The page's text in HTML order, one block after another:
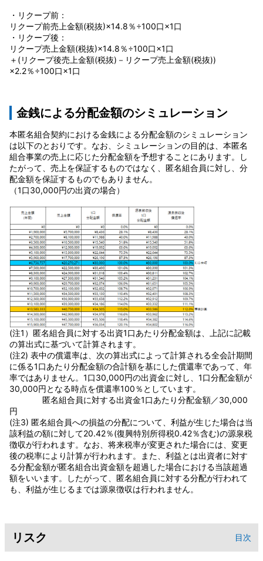
・リクープ前：
リクープ前売上金額(税抜)×14.8％÷100口×1口
・リクープ後：
リクープ売上金額(税抜)×14.8％÷100口×1口
＋(リクープ後売上金額(税抜)－リクープ売上金額(税抜))
×2.2％÷100口×1口
金銭による分配金額のシミュレーション
本匿名組合契約における金銭による分配金額のシミュレーション
は以下のとおりです。なお、シミュレーションの目的は、本匿名
組合事業の売上に応じた分配金額を予想することにあります。し
たがって、売上を保証するものではなく、匿名組合員に対し、分
配金額を保証するものでもありません。
（1口30,000円の出資の場合）
(注1）匿名組合員に対する出資1口あたり分配金額は、上記に記載
の算出式に基づいて計算されます。
(注2) 表中の償還率は、次の算出式によって計算される全会計期間
に係る1口あたり分配金額の合計額を基にした償還率であって、年
率ではありません。1口30,000円の出資金に対し、1口分配金額が
30,000円となる時点を償還率100％としています。
匿名組合員に対する出資金1口あたり分配金額／30,000
円
(注3) 匿名組合員への損益の分配について、利益が生じた場合は当
該利益の額に対して20.42％(復興特別所得税0.42％含む)の源泉税
徴収が行われます。なお、将来税率が変更された場合には、変更
後の税率により計算が行われます。また、利益とは出資者に対す
る分配金額が匿名組合出資金額を超過した場合における当該超過
額をいいます。したがって、匿名組合員に対する分配が行われて
も、利益が生じるまでは源泉徴収は行われません。
リスク 目次